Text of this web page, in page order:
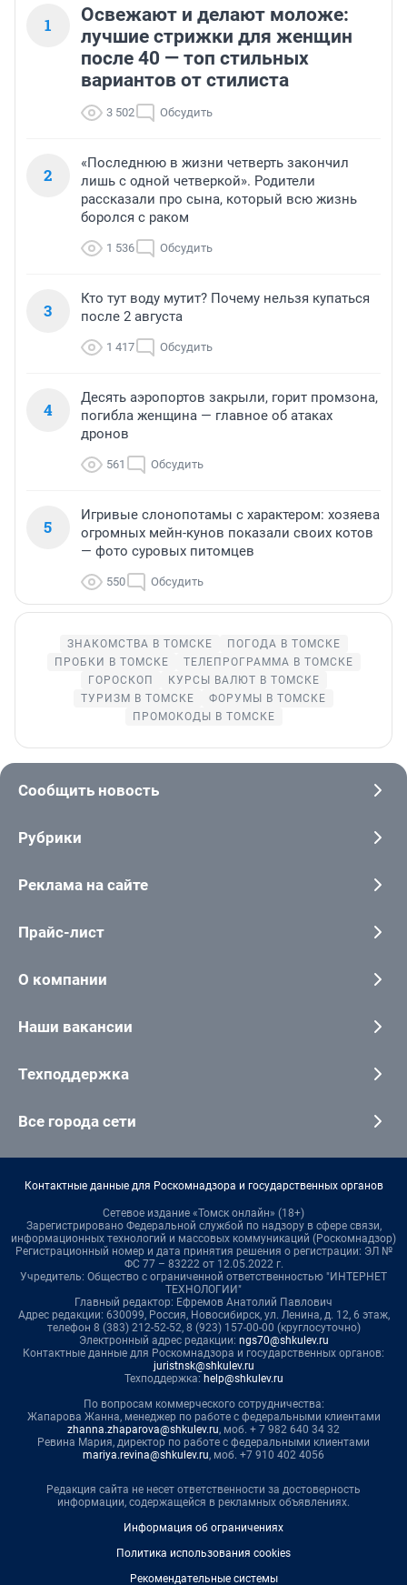
1
Освежают и делают моложе:
лучшие стрижки для женщин
после 40 — топ стильных
вариантов от стилиста
3 502 Обсудить
2
«Последнюю в жизни четверть закончил
лишь с одной четверкой». Родители
рассказали про сына, который всю жизнь
боролся с раком
1 536 Обсудить
3
Кто тут воду мутит? Почему нельзя купаться
после 2 августа
1 417 Обсудить
4
Десять аэропортов закрыли, горит промзона,
погибла женщина — главное об атаках
дронов
561 Обсудить
5
Игривые слонопотамы с характером: хозяева
огромных мейн-кунов показали своих котов
— фото суровых питомцев
550 Обсудить
ЗНАКОМСТВА В ТОМСКЕ
ПОГОДА В ТОМСКЕ
ПРОБКИ В ТОМСКЕ
ТЕЛЕПРОГРАММА В ТОМСКЕ
ГОРОСКОП
КУРСЫ ВАЛЮТ В ТОМСКЕ
ТУРИЗМ В ТОМСКЕ
ФОРУМЫ В ТОМСКЕ
ПРОМОКОДЫ В ТОМСКЕ
Сообщить новость
Рубрики
Реклама на сайте
Прайс-лист
О компании
Наши вакансии
Техподдержка
Все города сети
Контактные данные для Роскомнадзора и государственных органов
Сетевое издание «Томск онлайн» (18+)
Зарегистрировано Федеральной службой по надзору в сфере связи,
информационных технологий и массовых коммуникаций (Роскомнадзор)
Регистрационный номер и дата принятия решения о регистрации: ЭЛ №
ФС 77 – 83222 от 12.05.2022 г.
Учредитель: Общество с ограниченной ответственностью "ИНТЕРНЕТ
ТЕХНОЛОГИИ"
Главный редактор: Ефремов Анатолий Павлович
Адрес редакции: 630099, Россия, Новосибирск, ул. Ленина, д. 12, 6 этаж,
телефон 8 (383) 212-52-52, 8 (923) 157-00-00 (круглосуточно)
Электронный адрес редакции: ngs70@shkulev.ru
Контактные данные для Роскомнадзора и государственных органов:
juristnsk@shkulev.ru
Техподдержка: help@shkulev.ru
По вопросам коммерческого сотрудничества:
Жапарова Жанна, менеджер по работе с федеральными клиентами
zhanna.zhaparova@shkulev.ru, моб. + 7 982 640 34 32
Ревина Мария, директор по работе с федеральными клиентами
mariya.revina@shkulev.ru, моб. +7 910 402 4056
Редакция сайта не несет ответственности за достоверность
информации, содержащейся в рекламных объявлениях.
Информация об ограничениях
Политика использования cookies
Рекомендательные системы